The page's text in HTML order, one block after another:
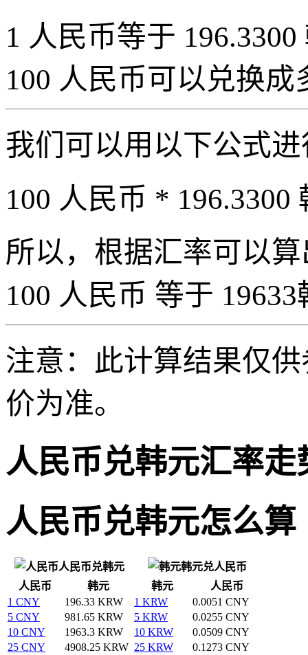
1 人民币等于
100 人民币可以兑换成
我们可以用以下公式
100 人民币 * 196.3300
所以，根据汇率可以
100 人民币 等于
注意：此计算结果仅
价为准。
人民币兑韩元汇率走
人民币兑韩元怎么算
人民币兑韩元
韩元兑人民币
人民币
韩元 韩元
人民币
1 CNY
196.33 KRW 1 KRW
0.0051 CNY
5 CNY
981.65 KRW 5 KRW
0.0255 CNY
10 CNY
1963.3 KRW 10 KRW
0.0509 CNY
25 CNY
4908.25 KRW 25 KRW
0.1273 CNY